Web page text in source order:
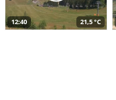
12:40 21,5 °C